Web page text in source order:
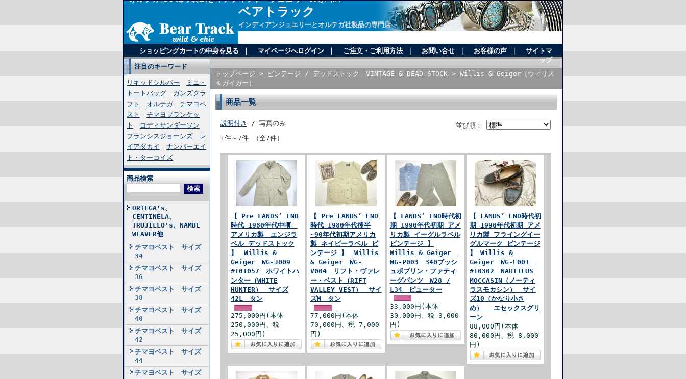
ベアトラック
インディアンジュエリーとオルテガ社製品の専門店
ショッピングカートの中身を見る マイページへログイン ご注文・ご利用方法｜ お問い合せ お客様の声
サイトマ
ップ
注目のキーワード
リキッドシルバー
ミニ・
トートバッグ
ガンズクラ
フト
オルテガ
チマヨベ
スト
チマヨブランケッ
ト
コディサンダーソン
フランシスジョーンズ
レ
イアダカイ
ナンバーエイ
ト・ターコイズ
商品検索
ORTEGA's、
CENTINELA、
TRUJILLO's、NAMBE
WEAVER他
チマヨベスト サイズ
34
チマヨベスト サイズ
36
チマヨベスト サイズ
38
チマヨベスト サイズ
40
チマヨベスト サイズ
42
チマヨベスト サイズ
44
チマヨベスト サイズ
トップページ > ビンテージ / デッドストック VINTAGE & DEAD-STOCK > Willis & Geiger（ウィリス
＆ガイガー）
商品一覧
並び順：
説明付き
/ 写真のみ
1件～7件 （全7件）
【 Pre LANDS’ END
時代 1980年代中頃
アメリカ製 エンジラ
ベル デッドストック
】 Willis &
Geiger WG-J009
#101057 ホワイトハ
ンター（WHITE
HUNTER） サイズ
42L タン
275,000円(本体
250,000円、税
25,000円)
【 Pre LANDS’ END
時代 1980年代後半
~90年代初期アメリカ
製 ネイビーラベル ビ
ンテージ 】 Willis
& Geiger WG-
V004 リフト・ヴァレ
ー・ベスト（RIFT
VALLEY VEST） サイ
ズM タン
77,000円(本体
70,000円、税 7,000
円)
【 LANDS’ END時代初
期 1990年代初期 アメ
リカ製 イーグルラベル
ビンテージ 】
Willis & Geiger
WG-P003 340ブッシ
ュポプリン・ファティ
ーグパンツ W28 /
L34 ピューター
33,000円(本体
30,000円、税 3,000
円)
【 LANDS’ END時代初
期 1990年代初期 アメ
リカ製 フライングイー
グルマーク ビンテージ
】 Willis &
Geiger WG-F001
#10302 NAUTILUS
MOCCASIN（ノーティ
ラスモカシン） サイ
ズ10（かなり小さ
め） エセックスグリ
ーン
88,000円(本体
80,000円、税 8,000
円)